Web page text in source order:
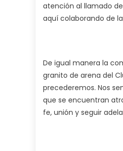
atención al llamado
aquí colaborando de
De igual manera la
granito de arena del
precederemos. Nos
que se encuentran
fe, unión y seguir